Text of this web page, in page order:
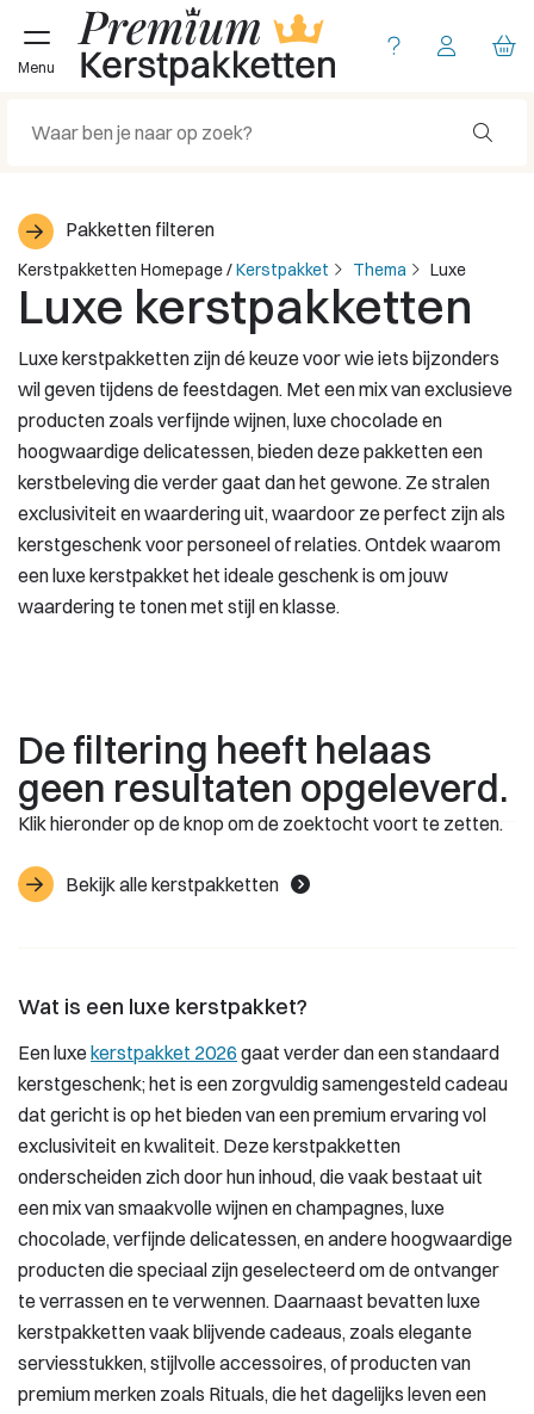
Menu
Pakketten filteren
Kerstpakketten Homepage/Kerstpakket Thema Luxe
Luxe kerstpakketten
Luxe kerstpakketten zijn dé keuze voor wie iets bijzonders
wil geven tijdens de feestdagen. Met een mix van exclusieve
producten zoals verfijnde wijnen, luxe chocolade en
hoogwaardige delicatessen, bieden deze pakketten een
kerstbeleving die verder gaat dan het gewone. Ze stralen
exclusiviteit en waardering uit, waardoor ze perfect zijn als
kerstgeschenk voor personeel of relaties. Ontdek waarom
een luxe kerstpakket het ideale geschenk is om jouw
waardering te tonen met stijl en klasse.
De filtering heeft helaas
geen resultaten opgeleverd.
Klik hieronder op de knop om de zoektocht voort te zetten.
Bekijk alle kerstpakketten
Wat is een luxe kerstpakket?
Een luxekerstpakket 2026 gaat verder dan een standaard
kerstgeschenk; het is een zorgvuldig samengesteld cadeau
dat gericht is op het bieden van een premium ervaring vol
exclusiviteit en kwaliteit. Deze kerstpakketten
onderscheiden zich door hun inhoud, die vaak bestaat uit
een mix van smaakvolle wijnen en champagnes, luxe
chocolade, verfijnde delicatessen, en andere hoogwaardige
producten die speciaal zijn geselecteerd om de ontvanger
te verrassen en te verwennen. Daarnaast bevatten luxe
kerstpakketten vaak blijvende cadeaus, zoals elegante
serviesstukken, stijlvolle accessoires, of producten van
premium merken zoals Rituals, die het dagelijks leven een